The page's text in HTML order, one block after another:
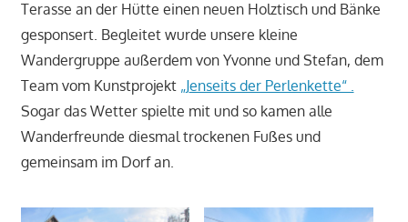
Terasse an der Hütte einen neuen Holztisch und Bänke
gesponsert. Begleitet wurde unsere kleine
Wandergruppe außerdem von Yvonne und Stefan, dem
Team vom Kunstprojekt „Jenseits der Perlenkette“ .
Sogar das Wetter spielte mit und so kamen alle
Wanderfreunde diesmal trockenen Fußes und
gemeinsam im Dorf an.